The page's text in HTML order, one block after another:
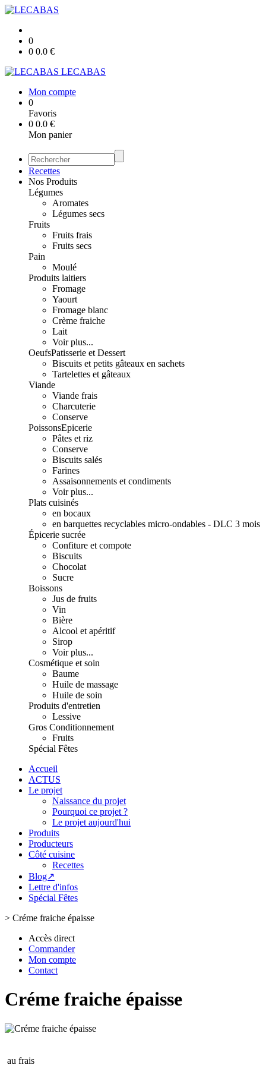
0
0 0.0 €
LECABAS
Mon compte
0
Favoris
0 0.0 €
Mon panier
Recettes
Nos Produits
Légumes
Aromates
Légumes secs
Fruits
Fruits frais
Fruits secs
Pain
Moulé
Produits laitiers
Fromage
Yaourt
Fromage blanc
Crème fraiche
Lait
Voir plus...
OeufsPatisserie et Dessert
Biscuits et petits gâteaux en sachets
Tartelettes et gâteaux
Viande
Viande frais
Charcuterie
Conserve
PoissonsEpicerie
Pâtes et riz
Conserve
Biscuits salés
Farines
Assaisonnements et condiments
Voir plus...
Plats cuisinés
en bocaux
en barquettes recyclables micro-ondables - DLC 3 mois
Épicerie sucrée
Confiture et compote
Biscuits
Chocolat
Sucre
Boissons
Jus de fruits
Vin
Bière
Alcool et apéritif
Sirop
Voir plus...
Cosmétique et soin
Baume
Huile de massage
Huile de soin
Produits d'entretien
Lessive
Gros Conditionnement
Fruits
Spécial Fêtes
Accueil
ACTUS
Le projet
Naissance du projet
Pourquoi ce projet ?
Le projet aujourd'hui
Produits
Producteurs
Côté cuisine
Recettes
Blog↗
Lettre d'infos
Spécial Fêtes
> Créme fraiche épaisse
Accès direct
Commander
Mon compte
Contact
Créme fraiche épaisse
au frais